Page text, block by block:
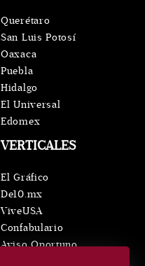
VERTICALES
El Gráfico
De10.mx
ViveUSA
Confabulario
Aviso Oportuno
Querétaro
San Luis Potosí
Oaxaca
Puebla
Hidalgo
El Universal
Edomex